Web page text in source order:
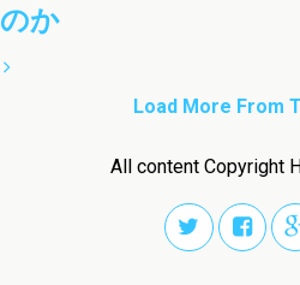
のか
Load More From
All content Copyright